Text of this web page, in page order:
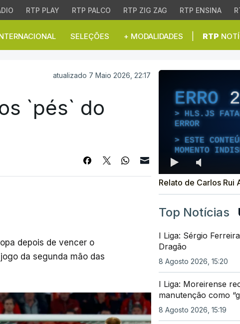
RTP PLAY RTP PALCO RTP ZIG ZAG RTP ENSINA
SELEÇÕES + MODALIDADES RTP
`pés` do Friburgo
atualizado 7 Maio 2026, 22:17
`pés` do
depois de vencer o
da segunda mão das
ERRO
HLS.JS
ERROR
ESTE
MOMENTO
Relato de Carlos Rui
Top Notícias
I Liga: Sérgio
Dragão
8 Agosto 2026, 15:20
I Liga: Moreirense
manutenção como
8 Agosto 2026, 15:19